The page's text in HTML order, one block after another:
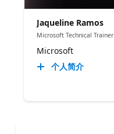
Jaqueline Ramos
Microsoft Technical Trainer
Microsoft
个人简介